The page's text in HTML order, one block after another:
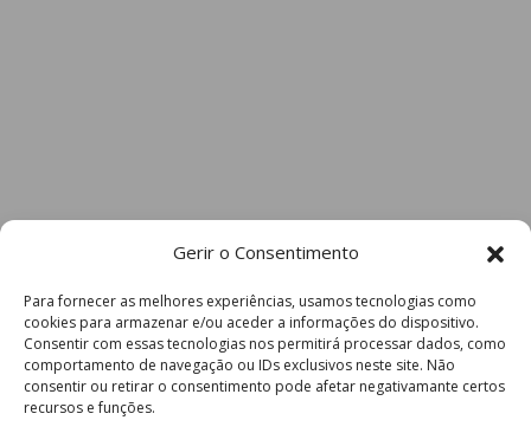
Gerir o Consentimento
Para fornecer as melhores experiências, usamos tecnologias como
cookies para armazenar e/ou aceder a informações do dispositivo.
Consentir com essas tecnologias nos permitirá processar dados, como
comportamento de navegação ou IDs exclusivos neste site. Não
consentir ou retirar o consentimento pode afetar negativamante certos
recursos e funções.